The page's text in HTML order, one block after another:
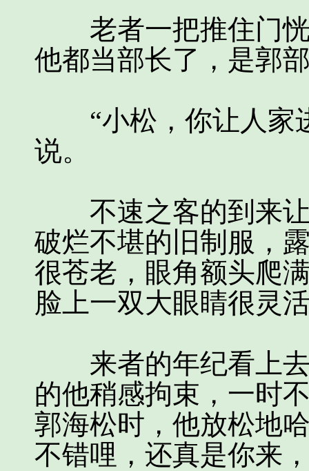
老者一把推住门恍
他都当部长了，是郭
“小松，你让人家
说。
不速之客的到来让
破烂不堪的旧制服，
很苍老，眼角额头爬
脸上一双大眼睛很灵
来者的年纪看上去
的他稍感拘束，一时
郭海松时，他放松地
不错哩，还真是你来